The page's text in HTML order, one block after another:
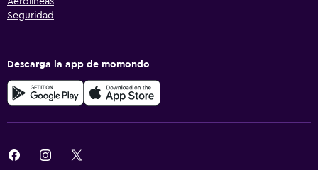
Seguridad
Descarga la app de momondo